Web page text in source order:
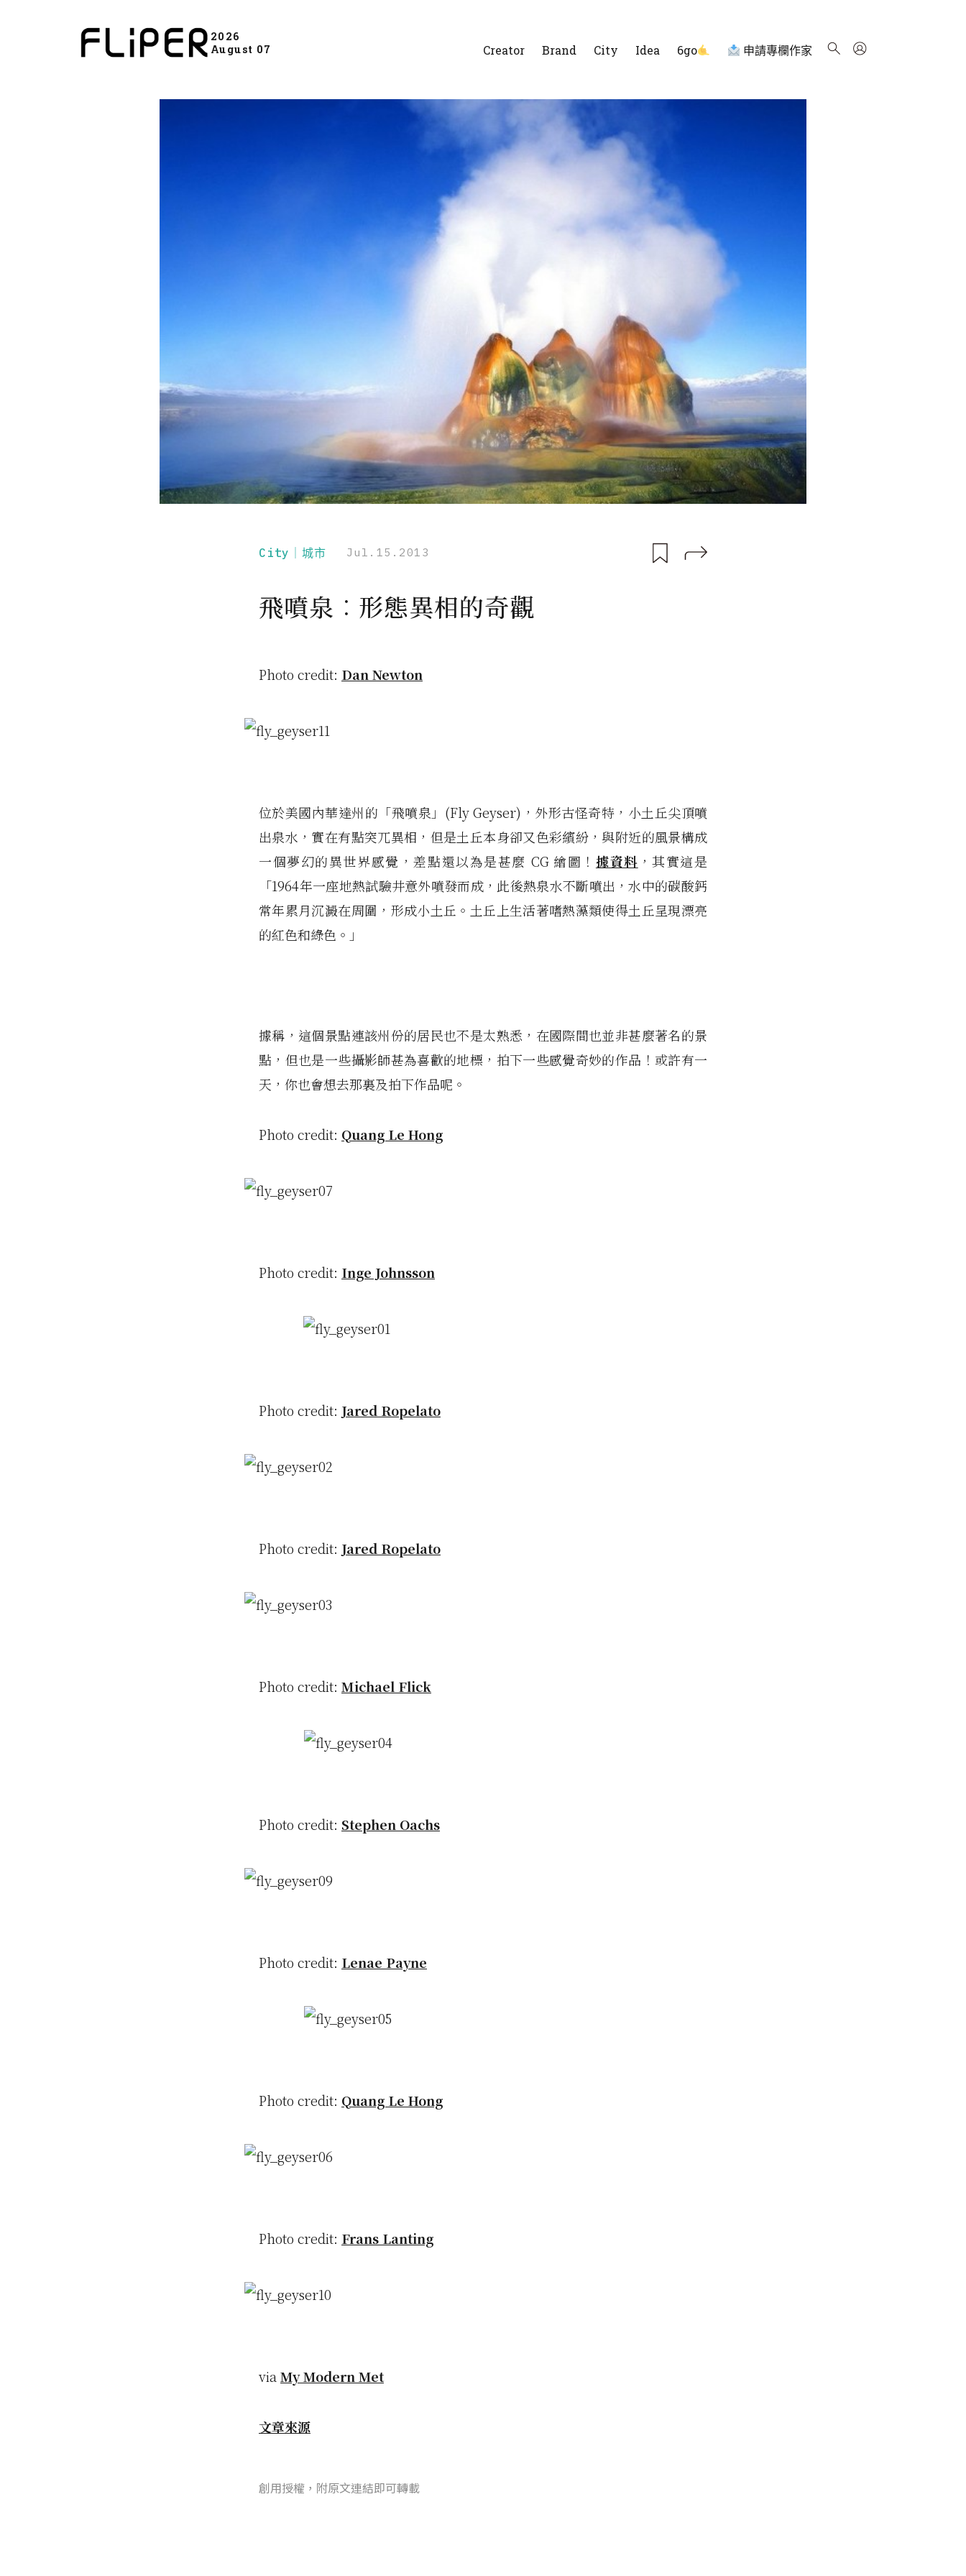
2026
August 07
Creator Brand City Idea 6go 申請專欄作家
City｜城市 Jul.15.2013
飛噴泉︰形態異相的奇觀
Photo credit: Dan Newton
位於美國內華達州的「飛噴泉」(Fly Geyser)，外形古怪奇特，小土丘尖頂噴
出泉水，實在有點突兀異相，但是土丘本身卻又色彩繽紛，與附近的風景構成
一個夢幻的異世界感覺，差點還以為是甚麼 CG 繪圖！ 據資料 ，其實這是
「1964年一座地熱試驗井意外噴發而成，此後熱泉水不斷噴出，水中的碳酸鈣
常年累月沉澱在周圍，形成小土丘。土丘上生活著嗜熱藻類使得土丘呈現漂亮
的紅色和綠色。」
據稱，這個景點連該州份的居民也不是太熟悉，在國際間也並非甚麼著名的景
點，但也是一些攝影師甚為喜歡的地標，拍下一些感覺奇妙的作品！或許有一
天，你也會想去那裏及拍下作品呢。
Photo credit: Quang Le Hong
Photo credit: Inge Johnsson
Photo credit: Jared Ropelato
Photo credit: Jared Ropelato
Photo credit: Michael Flick
Photo credit: Stephen Oachs
Photo credit: Lenae Payne
Photo credit: Quang Le Hong
Photo credit: Frans Lanting
via My Modern Met
文章來源
創用授權，附原文連結即可轉載